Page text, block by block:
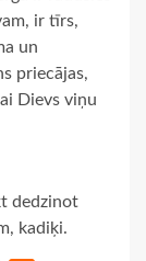
ir tīrs,
un
priecājas,
Dievs viņu
dedzinot
kadiķi.